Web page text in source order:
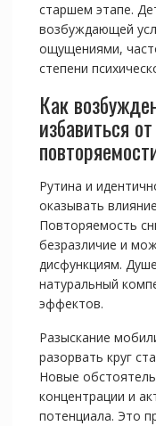
старшем этапе.
возбуждающей
ощущениями,
степени
Как
избавиться
Рутина и
оказывать
Повторяемость
безразличие и
дисфункциям.
натуральный
эффектов.
Разыскание
разорвать круг
Новые
концентрации и
потенциала. Это